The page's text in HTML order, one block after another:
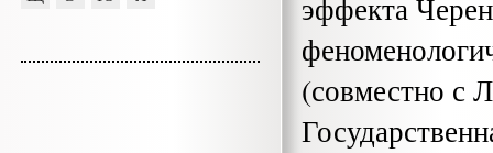
эффекта
(совместно с